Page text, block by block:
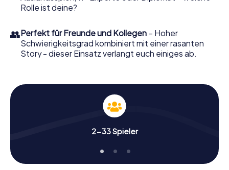
Rolle ist deine?
👥Perfekt für Freunde und Kollegen – Hoher
Schwierigkeitsgrad kombiniert mit einer rasanten
Story - dieser Einsatz verlangt euch einiges ab.
2-33 Spieler